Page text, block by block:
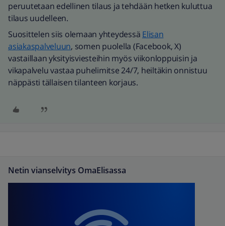
peruutetaan edellinen tilaus ja tehdään hetken kuluttua
tilaus uudelleen.
Suosittelen siis olemaan yhteydessä Elisan
asiakaspalveluun, somen puolella (Facebook, X)
vastaillaan yksityisviesteihin myös viikonloppuisin ja
vikapalvelu vastaa puhelimitse 24/7, heiltäkin onnistuu
näppästi tällaisen tilanteen korjaus.
Netin vianselvitys OmaElisassa